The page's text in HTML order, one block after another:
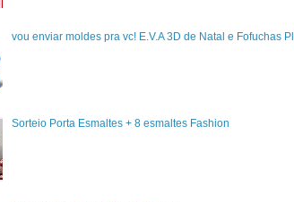
vou enviar moldes pra vc! E.V.A 3D de Natal e Fofuchas
Sorteio Porta Esmaltes + 8 esmaltes Fashion